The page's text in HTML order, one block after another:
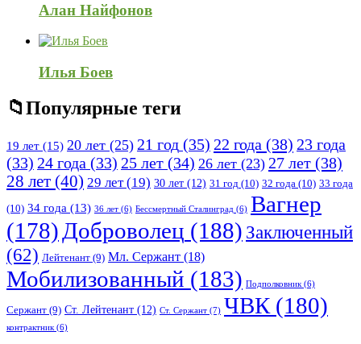
Алан Найфонов
Илья Боев
Популярные теги
19 лет (15) 20 лет (25) 21 год (35) 22 года (38) 23 года
(33) 24 года (33) 25 лет (34) 26 лет (23) 27 лет (38)
28 лет (40) 29 лет(19) 30 лет (12) 31 год (10) 32 года (10) 33 года
(10) 34 года (13) 36 лет (6) Бессмертный Сталинград (6) Вагнер
(178) Доброволец (188) Заключенный
(62) Лейтенант (9) Мл. Сержант (18)
Мобилизованный (183) Подполковник (6)
Сержант (9) Ст. Лейтенант (12) Ст. Сержант (7) ЧВК (180)
контрактник (6)